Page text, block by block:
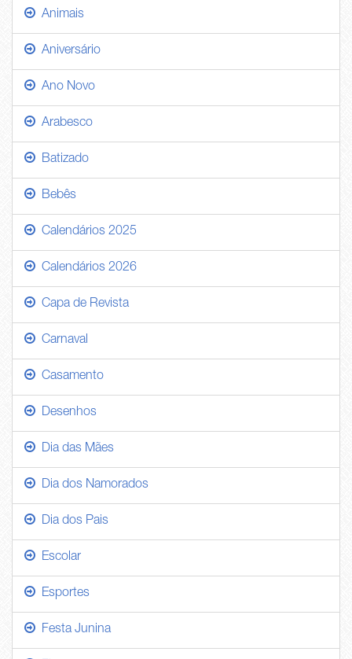
Animais
Aniversário
Ano Novo
Arabesco
Batizado
Bebês
Calendários 2025
Calendários 2026
Capa de Revista
Carnaval
Casamento
Desenhos
Dia das Mães
Dia dos Namorados
Dia dos Pais
Escolar
Esportes
Festa Junina